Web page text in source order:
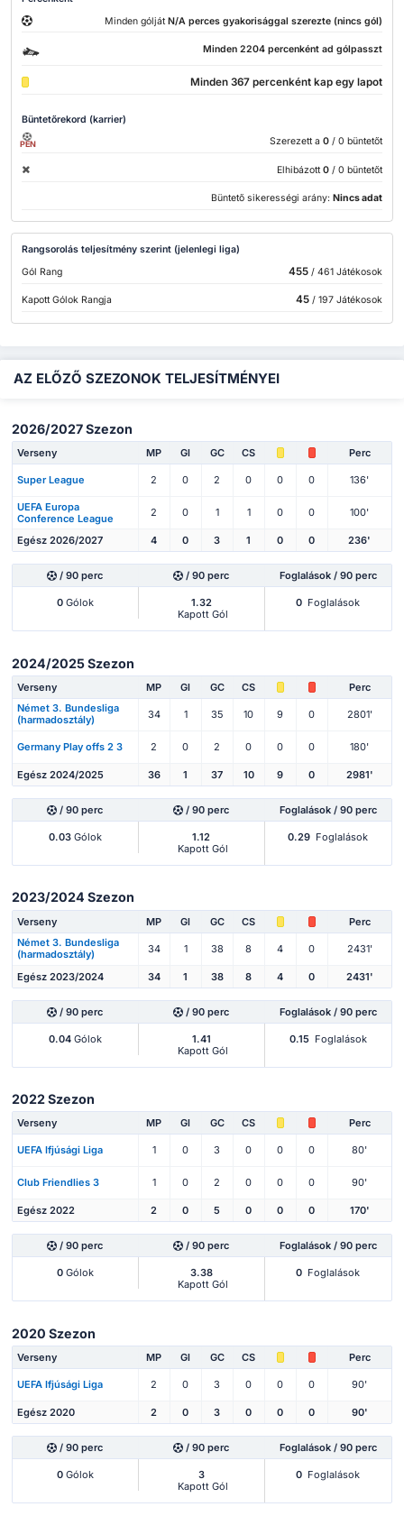
Minden góljátN/A perces gyakorisággal szerezte (nincs gól)
Minden 2204 percenként ad gólpasszt
Minden 367 percenként kap egy lapot
Büntetőrekord (karrier)
PEN Szerezett a 0 / 0 büntetőt
Elhibázott 0 / 0 büntetőt
Büntető sikerességi arány: Nincs adat
Rangsorolás teljesítmény szerint (jelenlegi liga)
Gól Rang
455/ 461 Játékosok
Kapott Gólok Rangja 45/ 197 Játékosok
AZ ELŐZŐ SZEZONOK TELJESÍTMÉNYEI
2026/2027 Szezon
Verseny MP Gl GC CS Perc
Super League 2 0 2 0 0 0 136'
UEFA Europa
Conference League
2 0 1 1 0 0 100'
Egész 2026/2027 4 0 3 1 0 0 236'
/ 90 perc / 90 perc Foglalások / 90 perc
0Gólok
1.32
Kapott Gól
0 Foglalások
2024/2025 Szezon
Verseny MP Gl GC CS
Perc
Német 3. Bundesliga
(harmadosztály)
34 1 35 10 9 0 2801'
Germany Play offs 2 3 2 0 2 0 0 0 180'
Egész 2024/2025 36 1 37 10 9 0 2981'
/ 90 perc / 90 perc Foglalások / 90 perc
0.03Gólok
1.12
Kapott Gól
0.29 Foglalások
2023/2024 Szezon
Verseny MP Gl GC CS
Perc
Német 3. Bundesliga
(harmadosztály)
34 1 38 8 4 0 2431'
Egész 2023/2024 34 1 38 8 4 0 2431'
/ 90 perc / 90 perc Foglalások / 90 perc
0.04Gólok
1.41
Kapott Gól
0.15 Foglalások
2022 Szezon
Verseny MP Gl GC CS Perc
UEFA Ifjúsági Liga 1 0 3 0 0 0 80'
Club Friendlies 3 1 0 2 0 0 0 90'
Egész 2022 2 0 5 0 0 0 170'
/ 90 perc / 90 perc Foglalások / 90 perc
0Gólok
3.38
Kapott Gól
0 Foglalások
2020 Szezon
Verseny MP Gl GC CS Perc
UEFA Ifjúsági Liga 2 0 3 0 0 0 90'
Egész 2020 2 0 3 0 0 0 90'
/ 90 perc / 90 perc Foglalások / 90 perc
0Gólok
3
Kapott Gól
0 Foglalások